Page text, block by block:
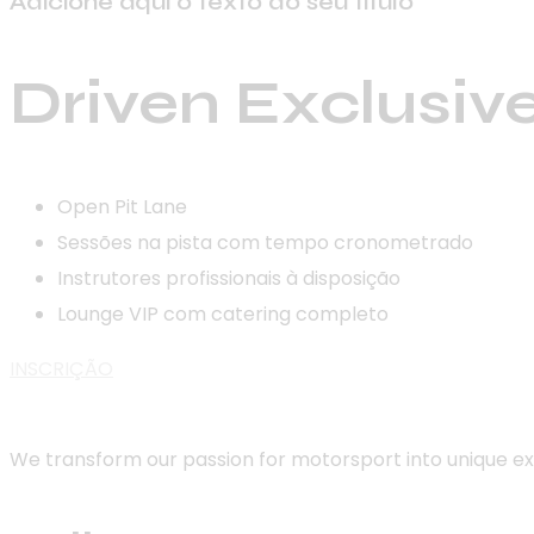
Driven
Open Pit Lane
Sessões na pista com tempo cronometrado
Instrutores profissionais à disposição
Lounge VIP com catering completo
We transform our passion for motorsport into unique